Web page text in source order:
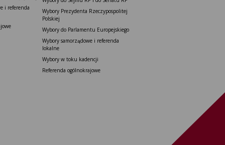
i referenda
Wybory Prezydenta Rzeczypospolitej
Polskiej
Wybory do Parlamentu Europejskiego
Wybory samorządowe i referenda
lokalne
Wybory w toku kadencji
Referenda ogólnokrajowe